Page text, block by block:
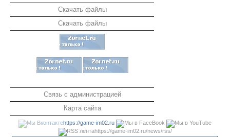
Скачать файлы
Скачать файлы
Связь с администрацией
Карта сайта
https://game-im02.ru
https://game-im02.ru/news/rss/